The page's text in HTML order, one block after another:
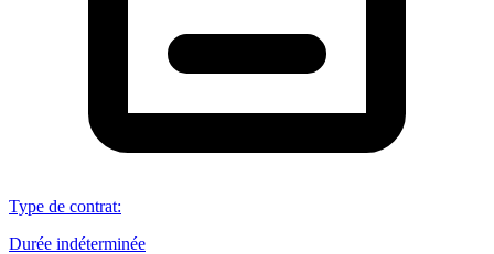
Type de contrat:
Durée indéterminée